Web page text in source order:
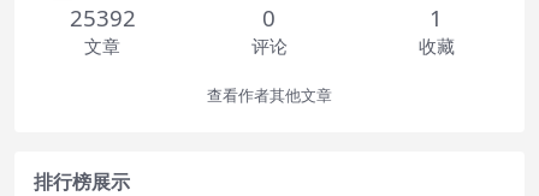
25392
文章
0
评论
1
收藏
查看作者其他文章
排行榜展示